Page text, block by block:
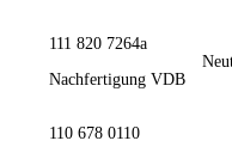
111 820 7264a
Nachfertigung VDB
110 678 0110